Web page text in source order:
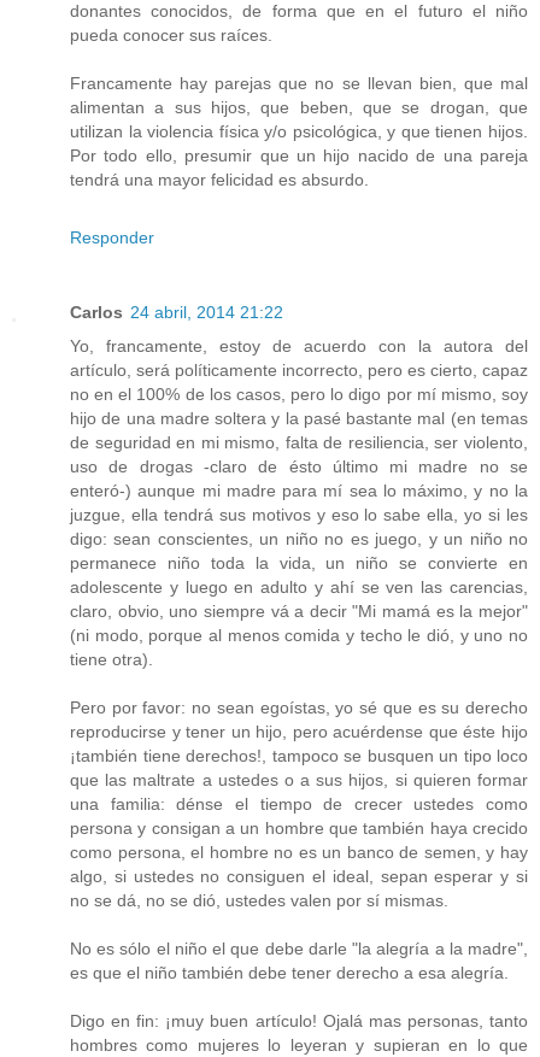
donantes conocidos, de forma que en el futuro el niño
pueda conocer sus raíces.
Francamente hay parejas que no se llevan bien, que mal
alimentan a sus hijos, que beben, que se drogan, que
utilizan la violencia física y/o psicológica, y que tienen hijos.
Por todo ello, presumir que un hijo nacido de una pareja
tendrá una mayor felicidad es absurdo.
Responder
Carlos 24 abril, 2014 21:22
Yo, francamente, estoy de acuerdo con la autora del
artículo, será políticamente incorrecto, pero es cierto, capaz
no en el 100% de los casos, pero lo digo por mí mismo, soy
hijo de una madre soltera y la pasé bastante mal (en temas
de seguridad en mi mismo, falta de resiliencia, ser violento,
uso de drogas -claro de ésto último mi madre no se
enteró-) aunque mi madre para mí sea lo máximo, y no la
juzgue, ella tendrá sus motivos y eso lo sabe ella, yo si les
digo: sean conscientes, un niño no es juego, y un niño no
permanece niño toda la vida, un niño se convierte en
adolescente y luego en adulto y ahí se ven las carencias,
claro, obvio, uno siempre vá a decir "Mi mamá es la mejor"
(ni modo, porque al menos comida y techo le dió, y uno no
tiene otra).
Pero por favor: no sean egoístas, yo sé que es su derecho
reproducirse y tener un hijo, pero acuérdense que éste hijo
¡también tiene derechos!, tampoco se busquen un tipo loco
que las maltrate a ustedes o a sus hijos, si quieren formar
una familia: dénse el tiempo de crecer ustedes como
persona y consigan a un hombre que también haya crecido
como persona, el hombre no es un banco de semen, y hay
algo, si ustedes no consiguen el ideal, sepan esperar y si
no se dá, no se dió, ustedes valen por sí mismas.
No es sólo el niño el que debe darle "la alegría a la madre",
es que el niño también debe tener derecho a esa alegría.
Digo en fin: ¡muy buen artículo! Ojalá mas personas, tanto
hombres como mujeres lo leyeran y supieran en lo que